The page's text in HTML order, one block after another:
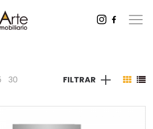
30 FILTRAR